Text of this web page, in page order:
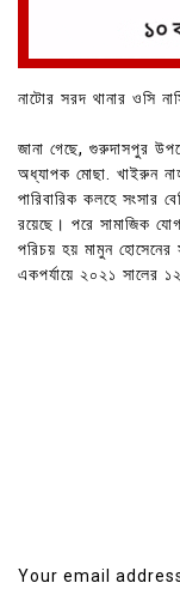
নাটোর সরদ থানার ওসি
জানা গেছে, গুরুদাসপুর
অধ্যাপক মোছা. খাইরুন
পারিবারিক কলহে সংসার
রয়েছে। পরে সামাজিক
পরিচয় হয় মামুন
একপর্যায়ে ২০২১ সালের
Your email